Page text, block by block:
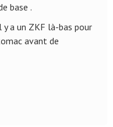
base .
y a un ZKF là-bas pour
avant de